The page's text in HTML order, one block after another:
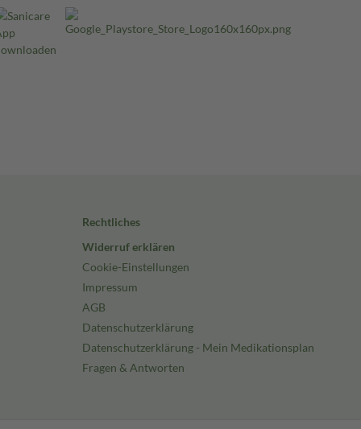
Rechtliches
Widerruf erklären
Cookie-Einstellungen
Impressum
AGB
Datenschutzerklärung
Datenschutzerklärung - Mein Medikationsplan
Fragen & Antworten